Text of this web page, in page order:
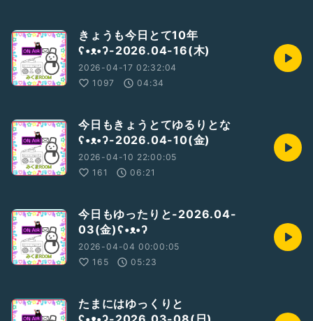
きょうも今日とて10年
ʕ•ᴥ•ʔ-2026.04-16(木)
2026-04-17 02:32:04
1097
04:34
今日もきょうとてゆるりとな
ʕ•ᴥ•ʔ-2026.04-10(金)
2026-04-10 22:00:05
161
06:21
今日もゆったりと-2026.04-
03(金)ʕ•ᴥ•ʔ
2026-04-04 00:00:05
165
05:23
たまにはゆっくりと